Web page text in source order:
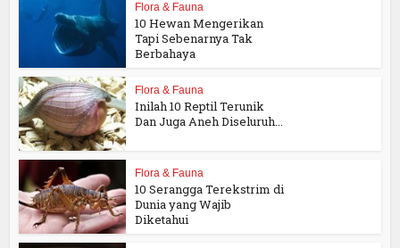
Flora & Fauna
10 Hewan Mengerikan
Tapi Sebenarnya Tak
Berbahaya
Flora & Fauna
Inilah 10 Reptil Terunik
Dan Juga Aneh Diseluruh...
Flora & Fauna
10 Serangga Terekstrim di
Dunia yang Wajib
Diketahui